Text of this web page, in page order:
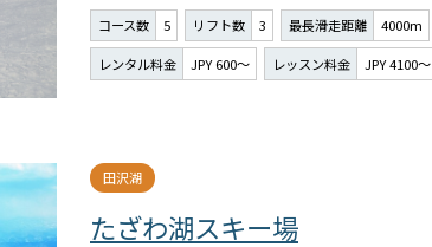
コース数 5 リフト数 3 最長滑走距離 4000m
レンタル料金 JPY 600～ レッスン料金 JPY 4100～
たざわ湖スキー場
田沢湖